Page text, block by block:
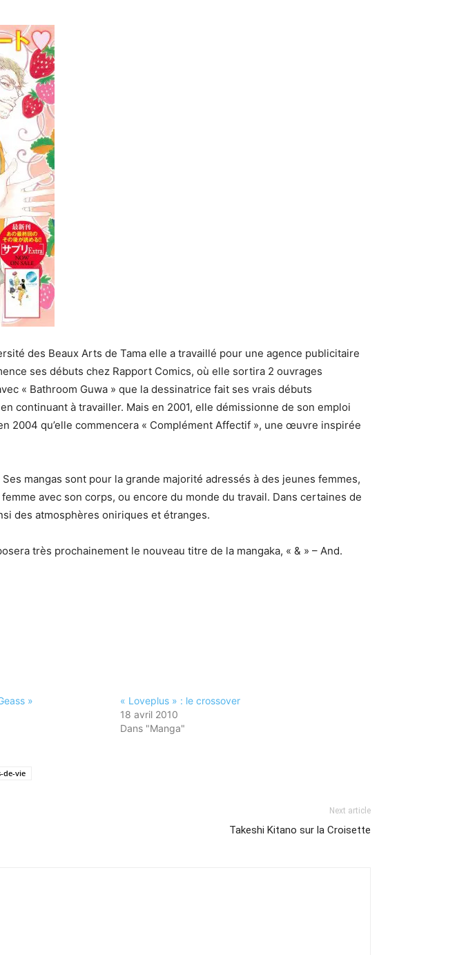
des Beaux Arts de Tama elle a travaillé pour une agence publicitaire
ses débuts chez Rapport Comics, où elle sortira 2 ouvrages
« Bathroom Guwa » que la dessinatrice fait ses vrais débuts
continuant à travailler. Mais en 2001, elle démissionne de son emploi
2004 qu’elle commencera « Complément Affectif », une œuvre inspirée
mangas sont pour la grande majorité adressés à des jeunes femmes,
avec son corps, ou encore du monde du travail. Dans certaines de
des atmosphères oniriques et étranges.
très prochainement le nouveau titre de la mangaka, « & » – And.
»
« Loveplus » : le crossover
18 avril 2010
Dans "Manga"
de-vie
Next article
Takeshi Kitano sur la Croisette